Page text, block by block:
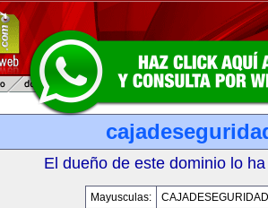
El dueño de este dominio lo
Mayusculas: